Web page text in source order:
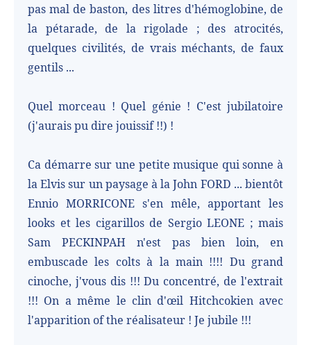
pas mal de baston, des litres d'hémoglobine, de
la pétarade, de la rigolade ; des atrocités,
quelques civilités, de vrais méchants, de faux
gentils ...
Quel morceau ! Quel génie ! C'est jubilatoire
(j'aurais pu dire jouissif !!) !
Ca démarre sur une petite musique qui sonne à
la Elvis sur un paysage à la John FORD ... bientôt
Ennio MORRICONE s'en mêle, apportant les
looks et les cigarillos de Sergio LEONE ; mais
Sam PECKINPAH n'est pas bien loin, en
embuscade les colts à la main !!!! Du grand
cinoche, j'vous dis !!! Du concentré, de l'extrait
!!! On a même le clin d'œil Hitchcokien avec
l'apparition of the réalisateur ! Je jubile !!!